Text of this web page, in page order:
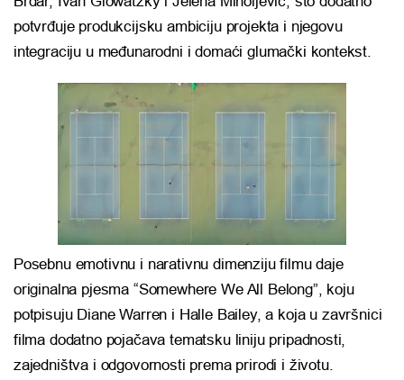
potvrđuje produkcijsku ambiciju projekta i njegovu
integraciju u međunarodni i domaći glumački kontekst.
Posebnu emotivnu i narativnu dimenziju filmu daje
originalna pjesma “Somewhere We All Belong”, koju
potpisuju Diane Warren i Halle Bailey, a koja u završnici
filma dodatno pojačava tematsku liniju pripadnosti,
zajedništva i odgovornosti prema prirodi i životu.